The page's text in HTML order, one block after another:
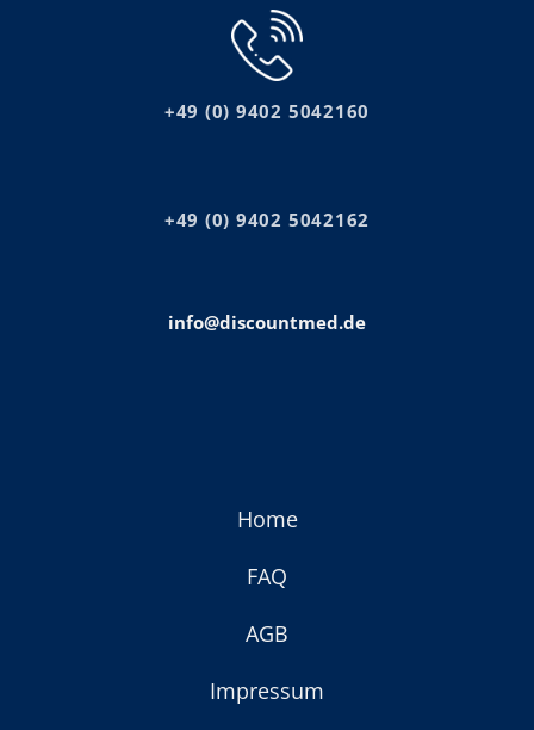
+49 (0) 9402 5042160
+49 (0) 9402 5042162
info@discountmed.de
Home
FAQ
AGB
Impressum